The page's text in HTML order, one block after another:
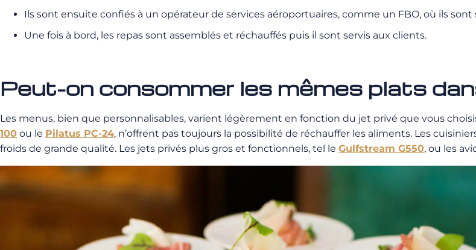
Ils sont ensuite confiés à un opérateur de services aéroportuaires, comme un FBO, où ils
Une fois à bord, les repas sont assemblés et réchauffés puis il sont servis aux clients.
Peut-on consommer les mêmes plats
Les menus, bien que personnalisables, varient légèrement en fonction du jet privé que vous
100 ou le Pilatus PC-24, n’offrent pas toujours la possibilité de réchauffer les aliments. Les
froids de grande qualité. Les jets privés plus gros et fonctionnels, tel le Gulfstream G550, ou les